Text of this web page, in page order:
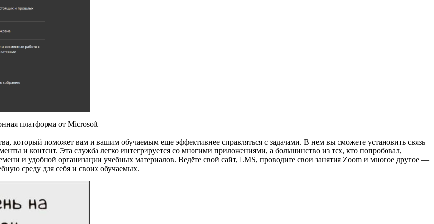
платформа от Microsoft
который поможет вам и вашим обучаемым еще эффективнее справляться с задачами. В нем вы сможете установить связь
и контент. Эта служба легко интегрируется со многими приложениями, а большинство из тех, кто попробовал,
и удобной организации учебных материалов. Ведёте свой сайт, LMS, проводите свои занятия Zoom и многое другое —
среду для себя и своих обучаемых.